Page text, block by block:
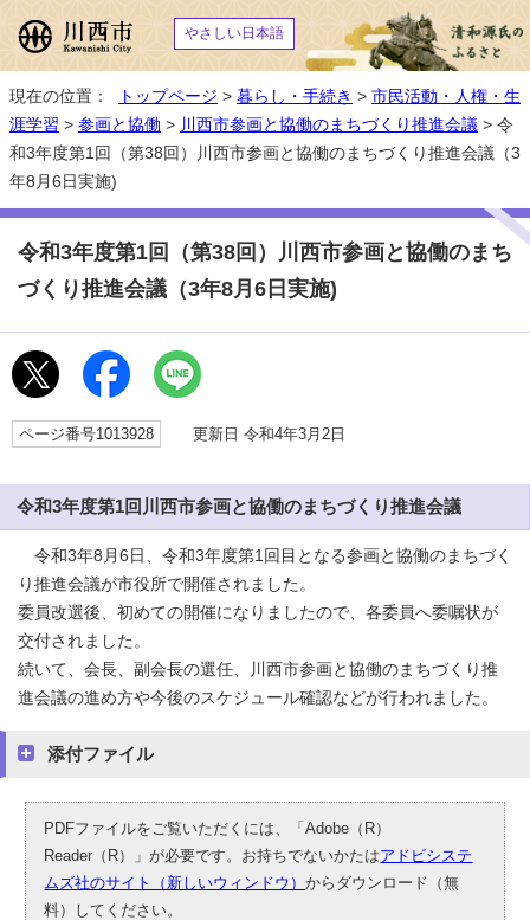
やさしい日本語
現在の位置： トップページ > 暮らし・手続き > 市民活動・人権・生
涯学習 > 参画と協働 > 川西市参画と協働のまちづくり推進会議 > 令
和3年度第1回（第38回）川西市参画と協働のまちづくり推進会議（3
年8月6日実施)
令和3年度第1回（第38回）川西市参画と協働のまち
づくり推進会議（3年8月6日実施)
ページ番号1013928 更新日 令和4年3月2日
令和3年度第1回川西市参画と協働のまちづくり推進会議
令和3年8月6日、令和3年度第1回目となる参画と協働のまちづく
り推進会議が市役所で開催されました。
委員改選後、初めての開催になりましたので、各委員へ委嘱状が
交付されました。
続いて、会長、副会長の選任、川西市参画と協働のまちづくり推
進会議の進め方や今後のスケジュール確認などが行われました。
添付ファイル
PDFファイルをご覧いただくには、「Adobe（R）
Reader（R）」が必要です。お持ちでないかたはアドビシステ
ムズ社のサイト（新しいウィンドウ）からダウンロード（無
料）してください。